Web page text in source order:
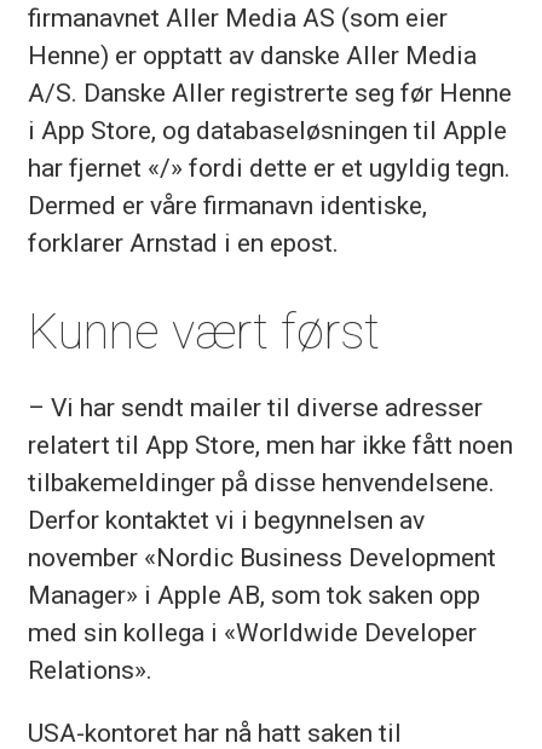
firmanavnet Aller Media AS (som eier
Henne) er opptatt av danske Aller Media
A/S. Danske Aller registrerte seg før Henne
i App Store, og databaseløsningen til Apple
har fjernet «/» fordi dette er et ugyldig tegn.
Dermed er våre firmanavn identiske,
forklarer Arnstad i en epost.
Kunne vært først
– Vi har sendt mailer til diverse adresser
relatert til App Store, men har ikke fått noen
tilbakemeldinger på disse henvendelsene.
Derfor kontaktet vi i begynnelsen av
november «Nordic Business Development
Manager» i Apple AB, som tok saken opp
med sin kollega i «Worldwide Developer
Relations».
USA-kontoret har nå hatt saken til